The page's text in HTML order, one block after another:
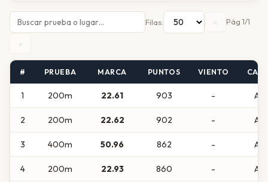
Filas: « Pág 1/1
»
# PRUEBA MARCA PUNTOS VIENTO
1 200m 22.61 903 -
2 200m 22.62 902 -
3 400m 50.96 862 -
4 200m 22.93 860 -